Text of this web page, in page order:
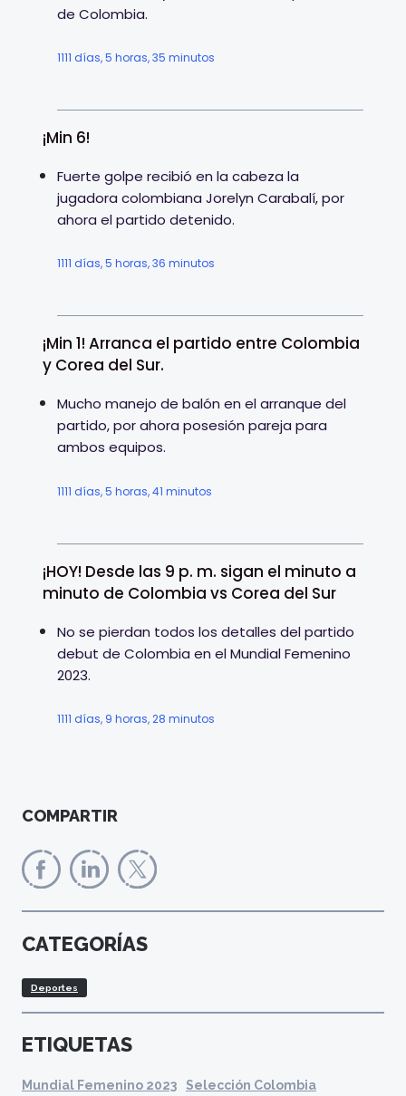
de Colombia.
1111 días, 5 horas, 35 minutos
¡Min 6!
Fuerte golpe recibió en la cabeza la
jugadora colombiana Jorelyn Carabalí, por
ahora el partido detenido.
1111 días, 5 horas, 36 minutos
¡Min 1! Arranca el partido entre Colombia
y Corea del Sur.
Mucho manejo de balón en el arranque del
partido, por ahora posesión pareja para
ambos equipos.
1111 días, 5 horas, 41 minutos
¡HOY! Desde las 9 p. m. sigan el minuto a
minuto de Colombia vs Corea del Sur
No se pierdan todos los detalles del partido
debut de Colombia en el Mundial Femenino
2023.
1111 días, 9 horas, 28 minutos
COMPARTIR
CATEGORÍAS
Deportes
ETIQUETAS
Mundial Femenino 2023 Selección Colombia